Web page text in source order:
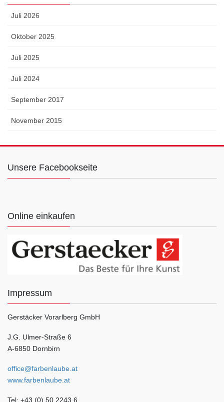
Juli 2026
Oktober 2025
Juli 2025
Juli 2024
September 2017
November 2015
Unsere Facebookseite
Online einkaufen
Impressum
Gerstäcker Vorarlberg GmbH
J.G. Ulmer-Straße 6
A-6850 Dornbirn
office@farbenlaube.at
www.farbenlaube.at
Tel: +43 (0) 50 2243 6